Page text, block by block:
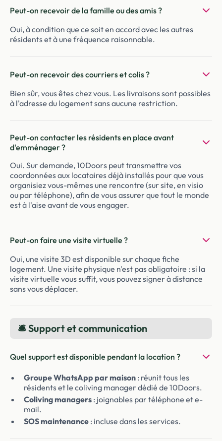
Peut-on recevoir de la famille ou des amis ?
Oui, à condition que ce soit en accord avec les autres
résidents et à une fréquence raisonnable.
Peut-on recevoir des courriers et colis ?
Bien sûr, vous êtes chez vous. Les livraisons sont possibles
à l'adresse du logement sans aucune restriction.
Peut-on contacter les résidents en place avant
d'emménager ?
Oui. Sur demande, 10Doors peut transmettre vos
coordonnées aux locataires déjà installés pour que vous
organisiez vous-mêmes une rencontre (sur site, en visio
ou par téléphone), afin de vous assurer que tout le monde
est à l'aise avant de vous engager.
Peut-on faire une visite virtuelle ?
Oui, une visite 3D est disponible sur chaque fiche
logement. Une visite physique n'est pas obligatoire : si la
visite virtuelle vous suffit, vous pouvez signer à distance
sans vous déplacer.
🛎️ Support et communication
Quel support est disponible pendant la location ?
Groupe WhatsApp par maison : réunit tous les
résidents et le coliving manager dédié de 10Doors.
Coliving managers : joignables par téléphone et e-
mail.
SOS maintenance : incluse dans les services.